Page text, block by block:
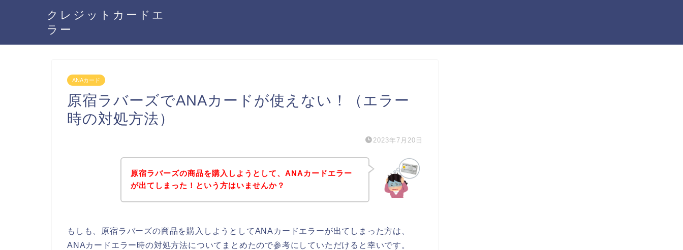
クレジットカードエ
ラー
ANAカード
原宿ラバーズでANAカードが使えない！（エラー
時の対処方法）
2023年7月20日
原宿ラバーズの商品を購入しようとして、ANAカードエラー
が出てしまった！という方はいませんか？
もしも、原宿ラバーズの商品を購入しようとしてANAカードエラーが出てしまった方は、
ANAカードエラー時の対処方法についてまとめたので参考にしていただけると幸いです。